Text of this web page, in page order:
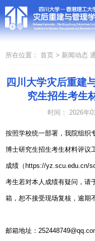
所在位置： 首页 > 新闻动态
四川大学灾后重建
究生招生考生
时间： 2026年
按照学校统一部署，我院组织
博士研究生招生考生材料评议
成绩（ https://yz.scu.edu.cn/
考生若对本人成绩有疑问，请
箱，恕不接受现场复核，逾期
邮箱地址：